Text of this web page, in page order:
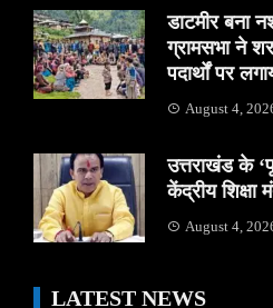
डाटमीर बना
ग्रामसभा ने
पदार्थों पर
August 4,
उत्तराखंड के
केंद्रीय शिक्षा
August 4,
LATEST NEWS